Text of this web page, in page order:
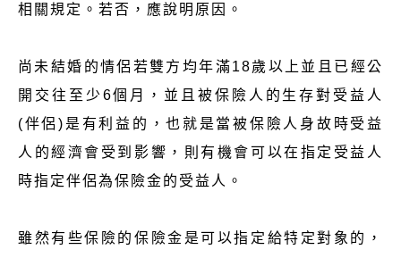
相關規定。若否，應說明原因。
尚未結婚的情侶若雙方均年滿18歲以上並且已經公
開交往至少6個月，並且被保險人的生存對受益人
(伴侶)是有利益的，也就是當被保險人身故時受益
人的經濟會受到影響，則有機會可以在指定受益人
時指定伴侶為保險金的受益人。
雖然有些保險的保險金是可以指定給特定對象的，